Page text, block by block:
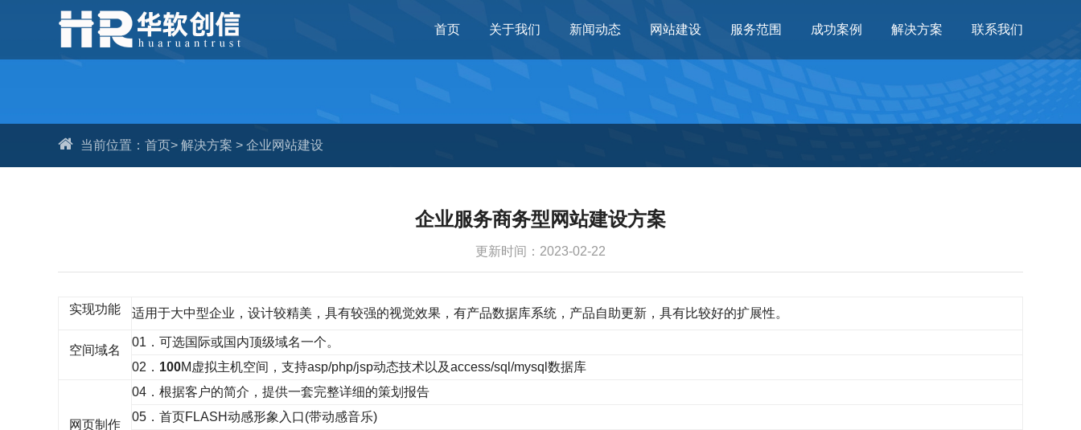
首页 关于我们 新闻动态 网站建设 服务范围 成功案例 解决方案 联系我们
当前位置： 首页> 解决方案 > 企业网站建设
企业服务商务型网站建设方案
更新时间：2023-02-22
实现功能 适用于大中型企业，设计较精美，具有较强的视觉效果，有产品数据库系统，产品自助更新，具有比较好的扩展性。
空间域名
01．可选国际或国内顶级域名一个。
02． 100M虚拟主机空间，支持asp/php/jsp动态技术以及access/sql/mysql数据库
网页制作
04．根据客户的简介，提供一套完整详细的策划报告
05．首页FLASH动感形象入口(带动感音乐)